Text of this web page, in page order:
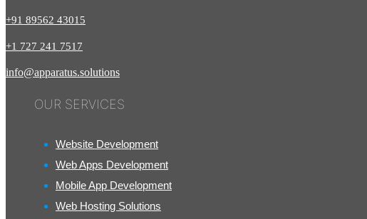
+91 89562 43015
+1 727 241 7517
info@apparatus.solutions
OUR SERVICES
Website Development
Web Apps Development
Mobile App Development
Web Hosting Solutions